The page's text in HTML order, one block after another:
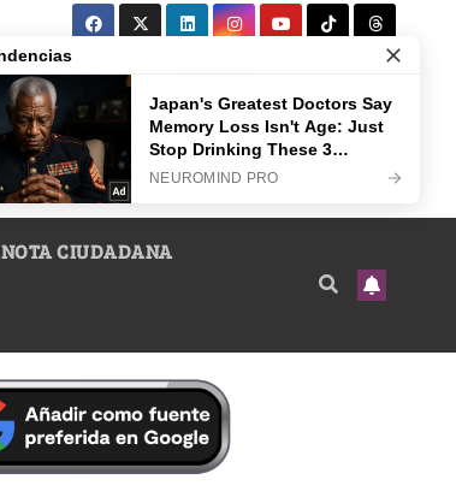
NOTA CIUDADANA